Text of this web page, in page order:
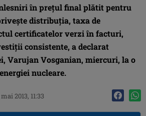
în preţul final plătit pentru
distribuţia, taxa de
certificatelor verzi în facturi,
consistente, a declarat
Varujan Vosganian, miercuri, la o
nucleare.
2013, 11:33